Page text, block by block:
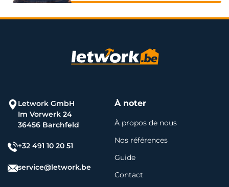
Letwork GmbH
Im Vorwerk 24
36456 Barchfeld
+32 491 10 20 51
service@letwork.be
À noter
À propos de nous
Nos références
Guide
Contact